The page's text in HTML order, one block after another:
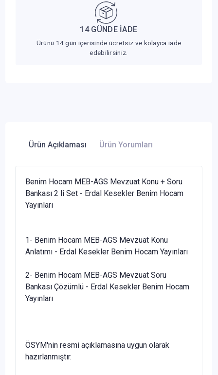
14 GÜNDE İADE
Ürünü 14 gün içerisinde ücretsiz ve kolayca iade
edebilirsiniz.
Ürün Açıklaması Ürün Yorumları
Benim Hocam MEB-AGS Mevzuat Konu + Soru
Bankası 2 li Set - Erdal Kesekler Benim Hocam
Yayınları
1- Benim Hocam MEB-AGS Mevzuat Konu
Anlatımı - Erdal Kesekler Benim Hocam Yayınları
2- Benim Hocam MEB-AGS Mevzuat Soru
Bankası Çözümlü - Erdal Kesekler Benim Hocam
Yayınları
ÖSYM'nin resmi açıklamasına uygun olarak
hazırlanmıştır.